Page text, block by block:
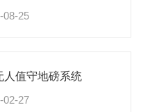
08-25
人值守地磅系统
02-27